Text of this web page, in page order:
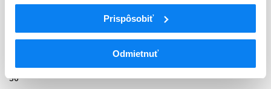
Prispôsobiť
Odmietnuť
M05BA08
Kyselina zoledrónová
Podrobnosti o lieku
36